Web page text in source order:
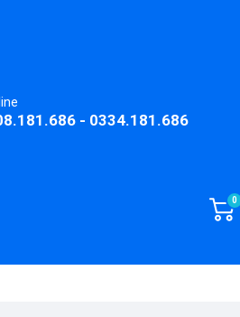
- 0334.181.686
0